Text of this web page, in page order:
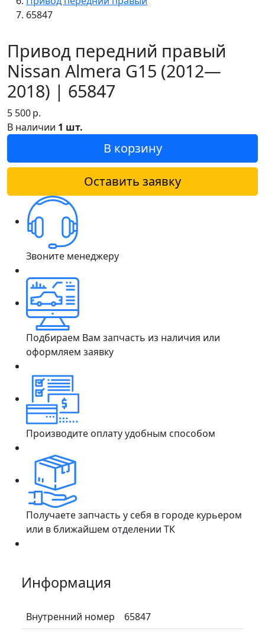
65847
Привод передний правый
Nissan Almera G15 (2012—
2018) | 65847
5 500р.
В наличии 1 шт.
В корзину
Оставить заявку
Звоните менеджеру
Подбираем Вам запчасть из наличия или
оформляем заявку
Производите оплату удобным способом
Получаете запчасть у себя в городе курьером
или в ближайшем отделении ТК
Информация
Внутренний номер 65847